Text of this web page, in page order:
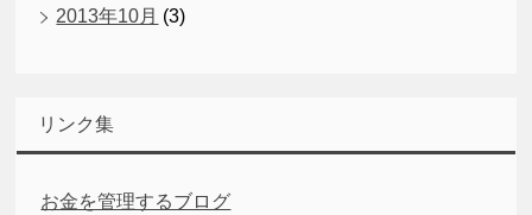
2013年10月 (3)
リンク集
お金を管理するブログ